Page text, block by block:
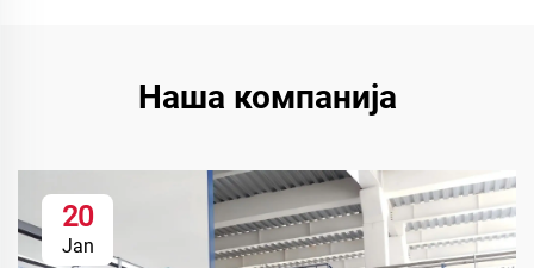
Наша компанија
20
Jan